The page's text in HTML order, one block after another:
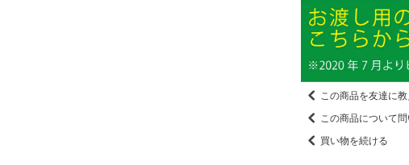
この商品を友達に
この商品について
買い物を続ける